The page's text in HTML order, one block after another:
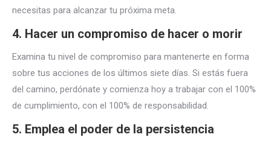
necesitas para alcanzar tu próxima meta.
4. Hacer un compromiso de hacer o morir
Examina tu nivel de compromiso para mantenerte en forma
sobre tus acciones de los últimos siete días. Si estás fuera
del camino, perdónate y comienza hoy a trabajar con el 100%
de cumplimiento, con el 100% de responsabilidad.
5. Emplea el poder de la persistencia